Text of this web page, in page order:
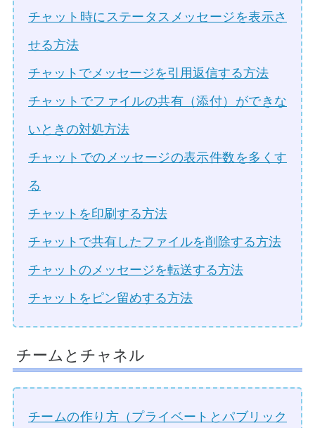
チャット時にステータスメッセージを表示さ
せる方法
チャットでメッセージを引用返信する方法
チャットでファイルの共有（添付）ができな
いときの対処方法
チャットでのメッセージの表示件数を多くす
る
チャットを印刷する方法
チャットで共有したファイルを削除する方法
チャットのメッセージを転送する方法
チャットをピン留めする方法
チームとチャネル
チームの作り方（プライベートとパブリック